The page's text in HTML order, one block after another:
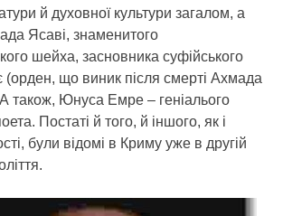
й духовної культури загалом, а
Ясаві, знаменитого
шейха, засновника суфійського
(орден, що виник після смерті Ахмада
також, Юнуса Емре – геніалього
Постаті й того, й іншого, як і
були відомі в Криму уже в другій